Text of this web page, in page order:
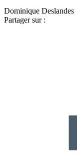
Dominique Deslandes
Partager sur :